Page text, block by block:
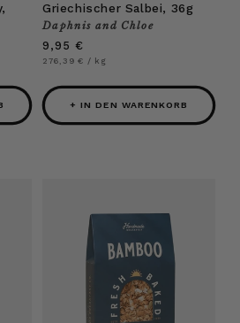
Griechischer Salbei, 36g
Anbieter:
Daphnis and Chloe
Normaler
Preis
9,95 €
Grundpreis
276,39 € / pro
kg
+ IN DEN WARENKORB